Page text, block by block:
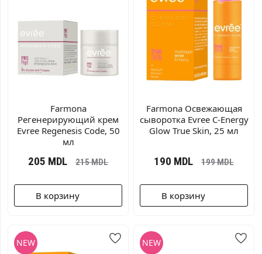
Farmonа
Регенерирующий крем
Evree Regenesis Code, 50
мл
205 MDL 215MDL
В корзину
Farmonа Освежающая
сыворотка Evree C-Energy
Glow True Skin, 25 мл
190 MDL 199MDL
В корзину